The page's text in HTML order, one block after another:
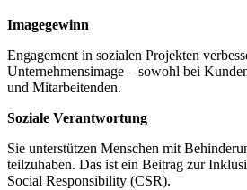
Imagegewinn
Engagement in sozialen Projekten
Unternehmensimage – sowohl bei
und Mitarbeitenden.
Soziale Verantwortung
Sie unterstützen Menschen mit
teilzuhaben. Das ist ein Beitrag zur
Social Responsibility (CSR).